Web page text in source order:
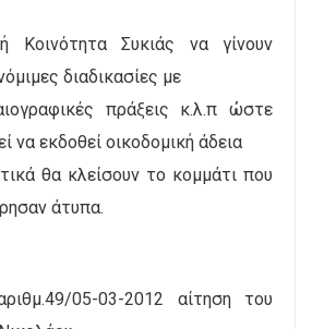
Κοινότητα Συκιάς να γίνουν
διαδικασίες με
πράξεις κ.λ.π ώστε
να εκδοθεί οικοδομική άδεια
θα κλείσουν το κομμάτι που
άτυπα.
05-03-2012 αίτηση του